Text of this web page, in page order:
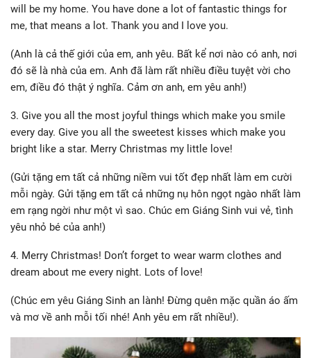
will be my home. You have done a lot of fantastic things for
me, that means a lot. Thank you and I love you.
(Anh là cả thế giới của em, anh yêu. Bất kể nơi nào có anh, nơi
đó sẽ là nhà của em. Anh đã làm rất nhiều điều tuyệt vời cho
em, điều đó thật ý nghĩa. Cảm ơn anh, em yêu anh!)
3. Give you all the most joyful things which make you smile
every day. Give you all the sweetest kisses which make you
bright like a star. Merry Christmas my little love!
(Gửi tặng em tất cả những niềm vui tốt đẹp nhất làm em cười
mỗi ngày. Gửi tặng em tất cả những nụ hôn ngọt ngào nhất làm
em rạng ngời như một vì sao. Chúc em Giáng Sinh vui vẻ, tình
yêu nhỏ bé của anh!)
4. Merry Christmas! Don’t forget to wear warm clothes and
dream about me every night. Lots of love!
(Chúc em yêu Giáng Sinh an lành! Đừng quên mặc quần áo ấm
và mơ về anh mỗi tối nhé! Anh yêu em rất nhiều!).